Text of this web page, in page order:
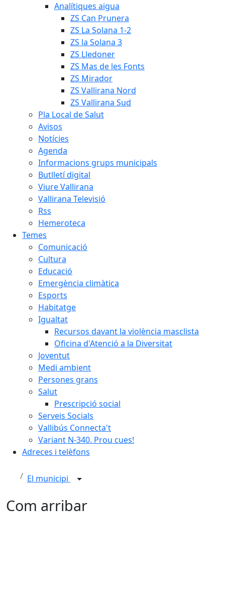
Analítiques aigua
ZS Can Prunera
ZS La Solana 1-2
ZS la Solana 3
ZS Lledoner
ZS Mas de les Fonts
ZS Mirador
ZS Vallirana Nord
ZS Vallirana Sud
Pla Local de Salut
Avisos
Notícies
Agenda
Informacions grups municipals
Butlletí digital
Viure Vallirana
Vallirana Televisió
Rss
Hemeroteca
Temes
Comunicació
Cultura
Educació
Emergència climàtica
Esports
Habitatge
Igualtat
Recursos davant la violència masclista
Oficina d'Atenció a la Diversitat
Joventut
Medi ambient
Persones grans
Salut
Prescripció social
Serveis Socials
Vallibús Connecta't
Variant N-340. Prou cues!
Adreces i telèfons
El municipi
Com arribar